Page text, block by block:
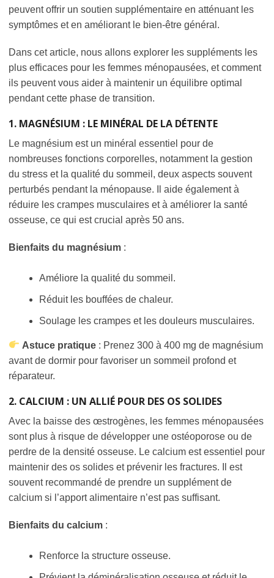
peuvent offrir un soutien supplémentaire en atténuant les
symptômes et en améliorant le bien-être général.
Dans cet article, nous allons explorer les suppléments les
plus efficaces pour les femmes ménopausées, et comment
ils peuvent vous aider à maintenir un équilibre optimal
pendant cette phase de transition.
1. MAGNÉSIUM : LE MINÉRAL DE LA DÉTENTE
Le magnésium est un minéral essentiel pour de
nombreuses fonctions corporelles, notamment la gestion
du stress et la qualité du sommeil, deux aspects souvent
perturbés pendant la ménopause. Il aide également à
réduire les crampes musculaires et à améliorer la santé
osseuse, ce qui est crucial après 50 ans.
Bienfaits du magnésium :
Améliore la qualité du sommeil.
Réduit les bouffées de chaleur.
Soulage les crampes et les douleurs musculaires.
Astuce pratique : Prenez 300 à 400 mg de magnésium
avant de dormir pour favoriser un sommeil profond et
réparateur.
2. CALCIUM : UN ALLIÉ POUR DES OS SOLIDES
Avec la baisse des œstrogènes, les femmes ménopausées
sont plus à risque de développer une ostéoporose ou de
perdre de la densité osseuse. Le calcium est essentiel pour
maintenir des os solides et prévenir les fractures. Il est
souvent recommandé de prendre un supplément de
calcium si l’apport alimentaire n’est pas suffisant.
Bienfaits du calcium :
Renforce la structure osseuse.